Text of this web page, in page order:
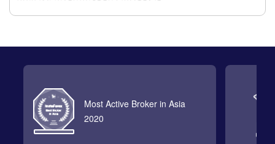
Most Active Broker in Asia
2020